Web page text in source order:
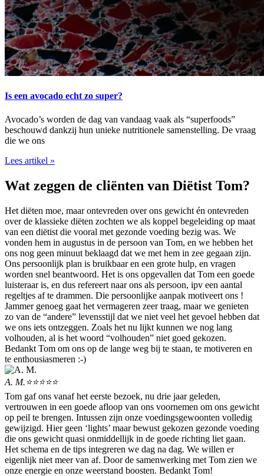
Is een avocado echt zo super?
Avocado’s worden de dag van vandaag vaak als “superfoods”
beschouwd dankzij hun unieke nutritionele samenstelling. De vraag
die we ons
Lees artikel »
Wat zeggen de cliënten van Diëtist Tom?
Het diëten moe, maar ontevreden over ons gewicht én ontevreden
over de klassieke diëten zochten we als koppel begeleiding op maat
van een diëtist die vooral met gezonde voeding bezig was. We
vonden hem in augustus in de persoon van Tom, en we hebben het
ons nog geen minuut beklaagd dat we met hem in zee gegaan zijn.
Ons persoonlijk plan is bruikbaar en een grote hulp, en vragen
worden snel beantwoord. Het is ons opgevallen dat Tom een goede
luisteraar is, en dus refereert naar ons als persoon, ipv een aantal
regeltjes af te drammen. Die persoonlijke aanpak motiveert ons !
Jammer genoeg gaat het vermageren zeer traag, maar we genieten
zo van de “andere” levensstijl dat we niet veel het gevoel hebben dat
we ons iets ontzeggen. Zoals het nu lijkt kunnen we nog lang
volhouden, al is het woord “volhouden” niet goed gekozen.
Bedankt Tom om ons op de lange weg bij te staan, te motiveren en
te enthousiasmeren :-)
A. M.⭐⭐⭐⭐⭐
Tom gaf ons vanaf het eerste bezoek, nu drie jaar geleden,
vertrouwen in een goede afloop van ons voornemen om ons gewicht
op peil te brengen. Intussen zijn onze voedingsgewoonten volledig
gewijzigd. Hier geen ‘lights’ maar bewust gekozen gezonde voeding
die ons gewicht quasi onmiddellijk in de goede richting liet gaan.
Het schema en de tips integreren we dag na dag. We willen er
eigenlijk niet meer van af. Door de samenwerking met Tom zien we
onze energie en onze weerstand boosten. Bedankt Tom!